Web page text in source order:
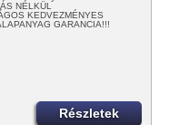
NÉLKÜL
KEDVEZMÉNYES
GARANCIA!!!
Részletek